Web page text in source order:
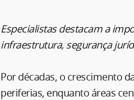
Especialistas destacam a
infraestrutura, segurança
Por décadas, o crescimento
periferias, enquanto áreas